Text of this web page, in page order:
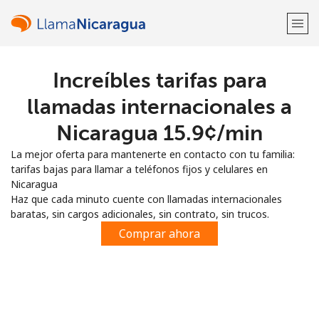
¡Bienvenido!
Regístrate con
o
Increíbles tarifas para
llamadas internacionales a
Nicaragua ⁦15.9¢⁩/min
La mejor oferta para mantenerte en contacto con tu familia:
tarifas bajas para llamar a teléfonos fijos y celulares en
Nicaragua
Haz que cada minuto cuente con llamadas internacionales
baratas, sin cargos adicionales, sin contrato, sin trucos.
Comprar ahora